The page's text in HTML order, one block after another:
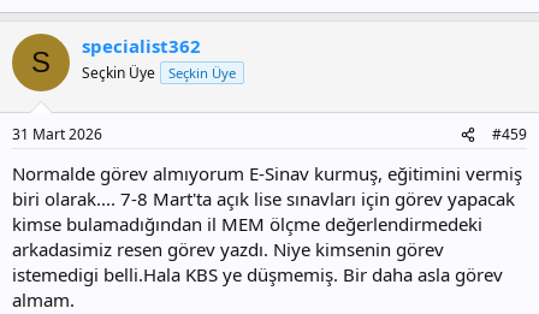
S specialist362
Seçkin Üye Seçkin Üye
31 Mart 2026 #459
Normalde görev almıyorum E-Sinav kurmuş, eğitimini vermiş
biri olarak.... 7-8 Mart'ta açık lise sınavları için görev yapacak
kimse bulamadığından il MEM ölçme değerlendirmedeki
arkadasimiz resen görev yazdı. Niye kimsenin görev
istemedigi belli.Hala KBS ye düşmemiş. Bir daha asla görev
almam.